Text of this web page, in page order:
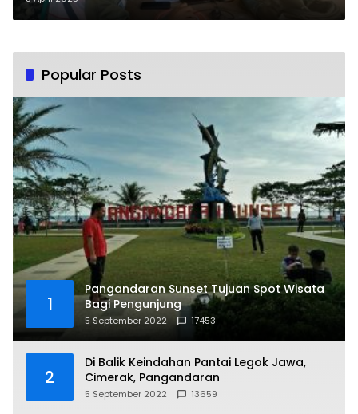
Diisukan Retak
Popular Posts
1
Pangandaran Sunset Tujuan Spot Wisata
Bagi Pengunjung
5 September 2022 17453
2
Di Balik Keindahan Pantai Legok Jawa,
Cimerak, Pangandaran
5 September 2022 13659